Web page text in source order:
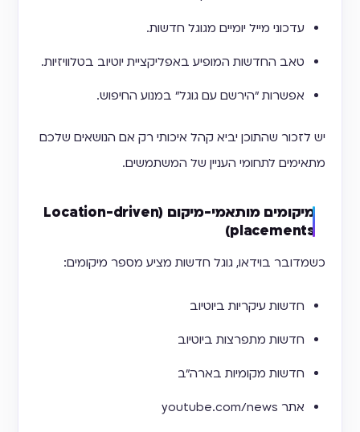
עדכוני מייל יומיים מגוגל חדשות.
טאב החדשות המופיע באפליקציית יוטיוב בטלוויזיות.
אפשרות "הירשם עם גוגל" במנוע החיפוש.
יש לזכור שהתוכן יביא קהל איכותי רק אם הנושאים שלכם
מתאימים לתחומי העניין של המשתמשים.
מיקומים מותאמי-מיקום (Location-driven
placements)
כשמדובר בוידאו, גוגל חדשות מציע מספר מיקומים:
חדשות עיקריות ביוטיוב
חדשות מתפרצות ביוטיוב
חדשות מקומיות בארה"ב
אתר youtube.com/news